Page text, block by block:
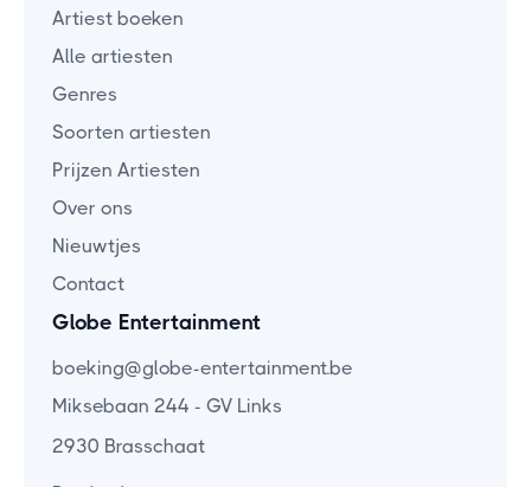
Artiest boeken
Alle artiesten
Genres
Soorten artiesten
Prijzen Artiesten
Over ons
Nieuwtjes
Contact
Globe Entertainment
boeking@globe-entertainment.be
Miksebaan 244 - GV Links
2930 Brasschaat